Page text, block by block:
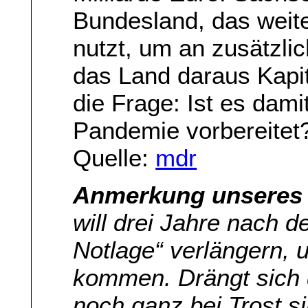
Bundesland, das
nutzt, um an
das Land daraus
die Frage: Ist es
Pandemie
Quelle: mdr
Anmerkung
will drei Jahre nach
Notlage“ verlängern,
kommen. Drängt